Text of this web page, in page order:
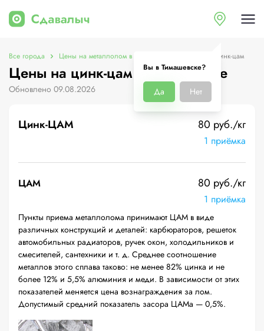
Вы в Тимашевске?
Да Нет
Все города Цены на металлолом в Тимашевске Цены на цинк-цам
Цены на цинк-цам в Тимашевске
Обновлено 09.08.2026
Цинк-ЦАМ 80 руб./кг
1 приёмка
ЦАМ 80 руб./кг
1 приёмка
Пункты приема металлолома принимают ЦАМ в виде
различных конструкций и деталей: карбюраторов, решеток
автомобильных радиаторов, ручек окон, холодильников и
смесителей, сантехники и т. д. Среднее соотношение
металлов этого сплава таково: не менее 82% цинка и не
более 12% и 5,5% алюминия и меди. В зависимости от этих
показателей меняется цена вознаграждения за лом.
Допустимый средний показатель засора ЦАМа — 0,5%.